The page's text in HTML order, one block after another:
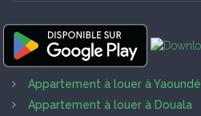
Appartement à louer à Yaoundé
Appartement à louer à Douala